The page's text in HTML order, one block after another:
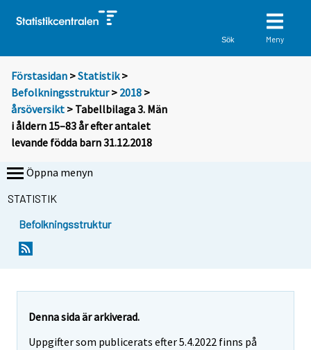
Sök Meny
Förstasidan >Statistik >
Befolkningsstruktur> 2018 >
årsöversikt > Tabellbilaga 3. Män
i åldern 15–83 år efter antalet
levande födda barn 31.12.2018
Öppna menyn
STATISTIK
Befolkningsstruktur
Denna sida är arkiverad.
Uppgifter som publicerats efter 5.4.2022 finns på